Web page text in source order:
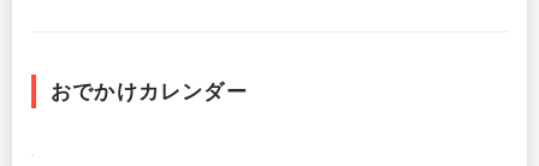
おでかけカレンダー